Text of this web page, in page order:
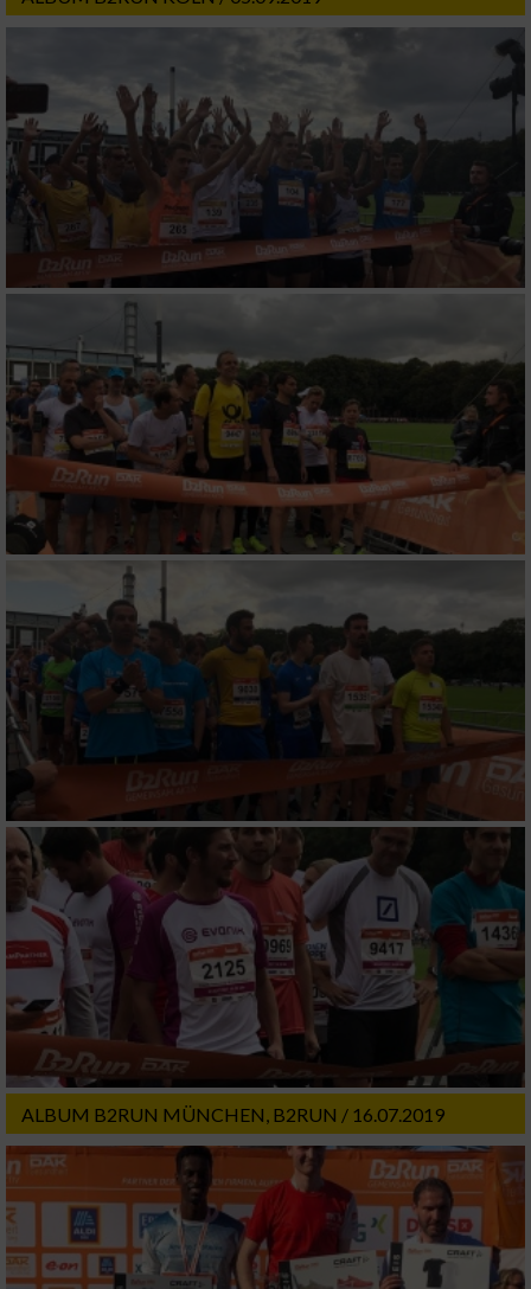
ALBUM B2RUN MÜNCHEN, B2RUN / 16.07.2019